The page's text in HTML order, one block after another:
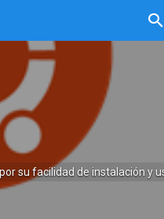
su facilidad de instalación y